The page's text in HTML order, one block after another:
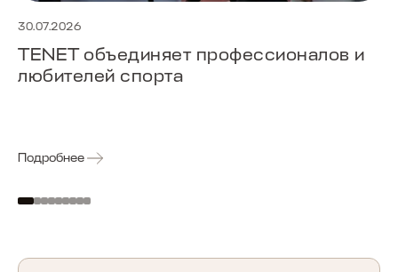
30.07.2026
TENET объединяет профессионалов и
любителей спорта
Подробнее